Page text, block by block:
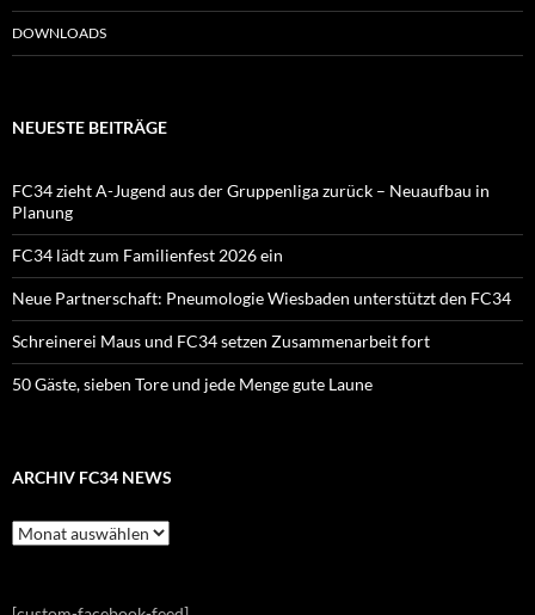
DOWNLOADS
NEUESTE BEITRÄGE
FC34 zieht A-Jugend aus der Gruppenliga zurück – Neuaufbau in
Planung
FC34 lädt zum Familienfest 2026 ein
Neue Partnerschaft: Pneumologie Wiesbaden unterstützt den FC34
Schreinerei Maus und FC34 setzen Zusammenarbeit fort
50 Gäste, sieben Tore und jede Menge gute Laune
ARCHIV FC34 NEWS
Archiv
FC34